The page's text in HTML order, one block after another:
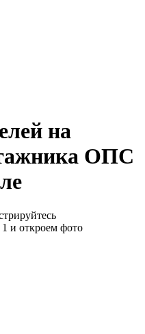
на
ОПС
и откроем фото